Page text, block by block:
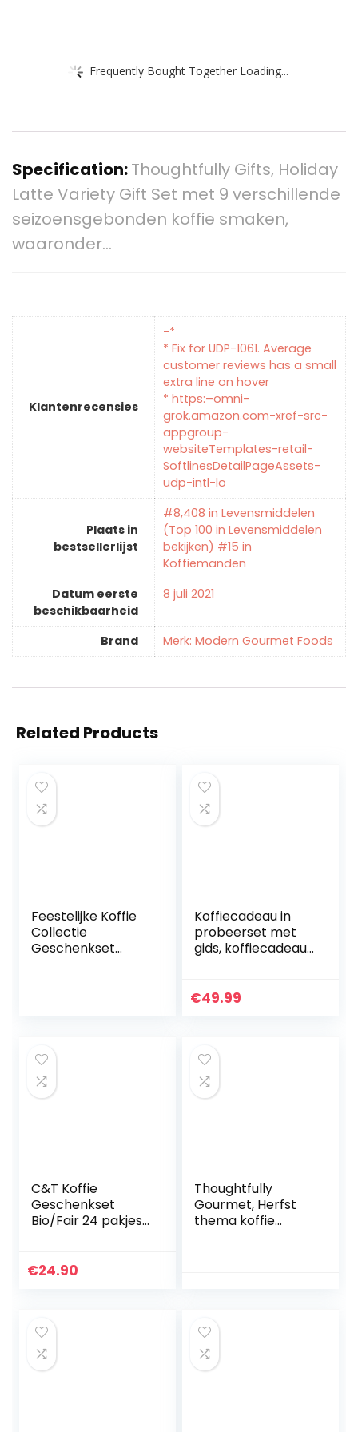
Frequently Bought Together Loading...
Specification:Thoughtfully Gifts, Holiday
Latte Variety Gift Set met 9 verschillende
seizoensgebonden koffie smaken,
waaronder…
Klantenrecensies
-*
* Fix for UDP-1061. Average
customer reviews has a small
extra line on hover
* https:–omni-
grok.amazon.com-xref-src-
appgroup-
websiteTemplates-retail-
SoftlinesDetailPageAssets-
udp-intl-lo
Plaats in
bestsellerlijst
#8,408 in Levensmiddelen
(Top 100 in Levensmiddelen
bekijken) #15 in
Koffiemanden
Datum eerste
beschikbaarheid
8 juli 2021
Brand Merk: Modern Gourmet Foods
Related Products
Feestelijke Koffie
Collectie
Geschenkset
Koffiecadeau in
probeerset met
gids, koffiecadeau
liefde geroosterd
€49.99
C&T Koffie
Geschenkset
Bio/Fair 24 pakjes
biologische,
plus…
€24.90
Thoughtfully
Gourmet, Herfst
thema koffie